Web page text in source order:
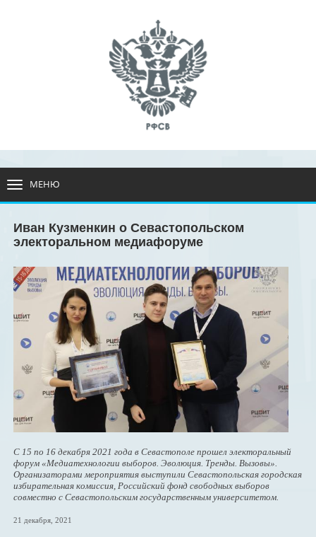
МЕНЮ
Иван Кузменкин о Севастопольском
электоральном медиафоруме
С 15 по 16 декабря 2021 года в Севастополе прошел электоральный
форум «Медиатехнологии выборов. Эволюция. Тренды. Вызовы».
Организаторами мероприятия выступили Севастопольская городская
избирательная комиссия, Российский фонд свободных выборов
совместно с Севастопольским государственным университетом.
21 декабря, 2021